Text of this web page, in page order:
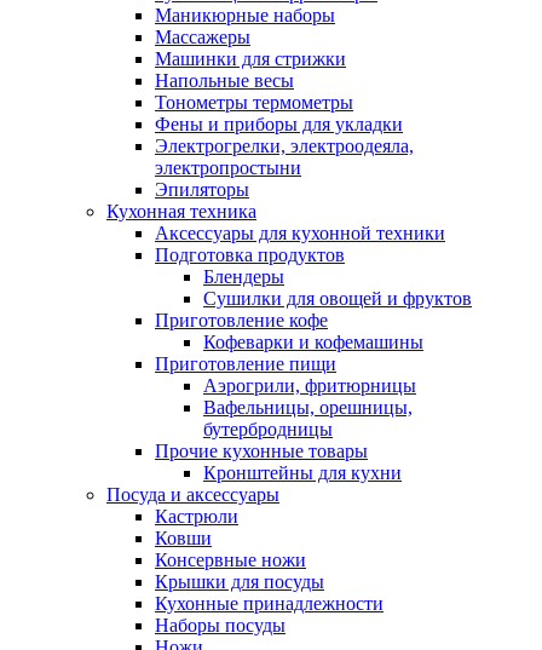
Маникюрные наборы
Массажеры
Машинки для стрижки
Напольные весы
Тонометры термометры
Фены и приборы для укладки
Электрогрелки, электроодеяла,
электропростыни
Эпиляторы
Кухонная техника
Аксессуары для кухонной техники
Подготовка продуктов
Блендеры
Сушилки для овощей и фруктов
Приготовление кофе
Кофеварки и кофемашины
Приготовление пищи
Аэрогрили, фритюрницы
Вафельницы, орешницы,
бутербродницы
Прочие кухонные товары
Кронштейны для кухни
Посуда и аксессуары
Кастрюли
Ковши
Консервные ножи
Крышки для посуды
Кухонные принадлежности
Наборы посуды